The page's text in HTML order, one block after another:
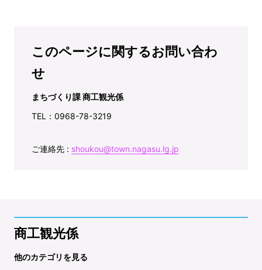
このページに関するお問い合わ
せ
まちづくり課 商工観光係
TEL：0968-78-3219
ご連絡先 : shoukou@town.nagasu.lg.jp
商工観光係
他のカテゴリを見る